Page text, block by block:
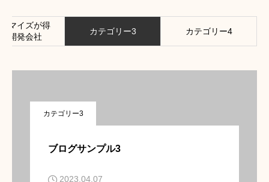
マイズが得
開発会社
カテゴリー3 カテゴリー4
カテゴリー3
ブログサンプル3
2023.04.07